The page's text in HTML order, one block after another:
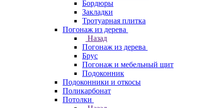
Бордюры
Закладки
Тротуарная плитка
Погонаж из дерева
Назад
Погонаж из дерева
Брус
Погонаж и мебельный щит
Подоконник
Подоконники и откосы
Поликарбонат
Потолки